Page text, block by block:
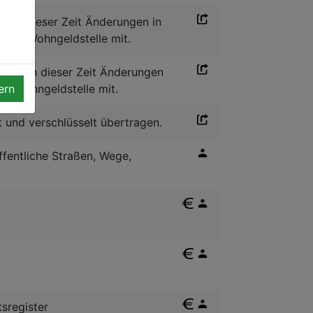
in dieser Zeit Änderungen in
der Wohngeldstelle mit.
in dieser Zeit Änderungen
Wohngeldstelle mit.
verschlüsselt übertragen.
Straßen, Wege,